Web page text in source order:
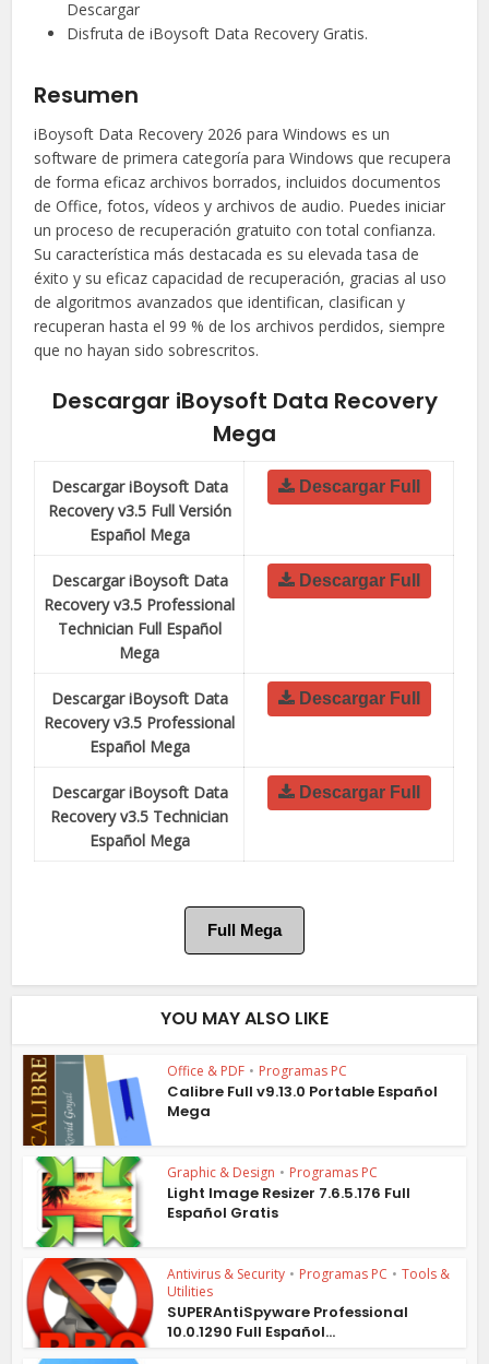
Descargar
Disfruta de iBoysoft Data Recovery Gratis.
Resumen
iBoysoft Data Recovery 2026 para Windows es un
software de primera categoría para Windows que recupera
de forma eficaz archivos borrados, incluidos documentos
de Office, fotos, vídeos y archivos de audio. Puedes iniciar
un proceso de recuperación gratuito con total confianza.
Su característica más destacada es su elevada tasa de
éxito y su eficaz capacidad de recuperación, gracias al uso
de algoritmos avanzados que identifican, clasifican y
recuperan hasta el 99 % de los archivos perdidos, siempre
que no hayan sido sobrescritos.
Descargar iBoysoft Data Recovery
Mega
Descargar iBoysoft Data
Recovery v3.5 Full Versión
Español Mega
Descargar Full
Descargar iBoysoft Data
Recovery v3.5 Professional
Technician Full Español
Mega
Descargar Full
Descargar iBoysoft Data
Recovery v3.5 Professional
Español Mega
Descargar Full
Descargar iBoysoft Data
Recovery v3.5 Technician
Español Mega
Descargar Full
Full Mega
YOU MAY ALSO LIKE
Office & PDF • Programas PC
Calibre Full v9.13.0 Portable Español
Mega
Graphic & Design • Programas PC
Light Image Resizer 7.6.5.176 Full
Español Gratis
Antivirus & Security • Programas PC • Tools &
Utilities
SUPERAntiSpyware Professional
10.0.1290 Full Español...